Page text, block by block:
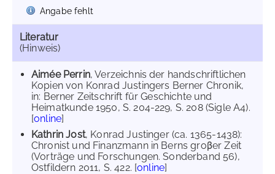
Angabe fehlt
Literatur
(Hinweis)
Aimée Perrin, Verzeichnis der handschriftlichen
Kopien von Konrad Justingers Berner Chronik,
in: Berner Zeitschrift für Geschichte und
Heimatkunde 1950, S. 204-229, S. 208 (Sigle A4).
[online]
Kathrin Jost, Konrad Justinger (ca. 1365-1438):
Chronist und Finanzmann in Berns groβer Zeit
(Vorträge und Forschungen. Sonderband 56),
Ostfildern 2011, S. 422. [online]